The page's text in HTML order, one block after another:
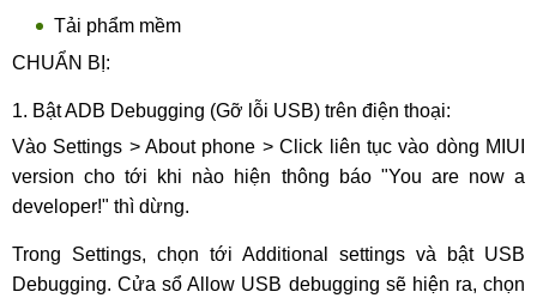
Tải phẩm mềm
CHUẨN BỊ:
1. Bật ADB Debugging (Gỡ lỗi USB) trên điện thoại:
Vào Settings > About phone > Click liên tục vào dòng MIUI
version cho tới khi nào hiện thông báo "You are now a
developer!" thì dừng.
Trong Settings, chọn tới Additional settings và bật USB
Debugging. Cửa sổ Allow USB debugging sẽ hiện ra, chọn